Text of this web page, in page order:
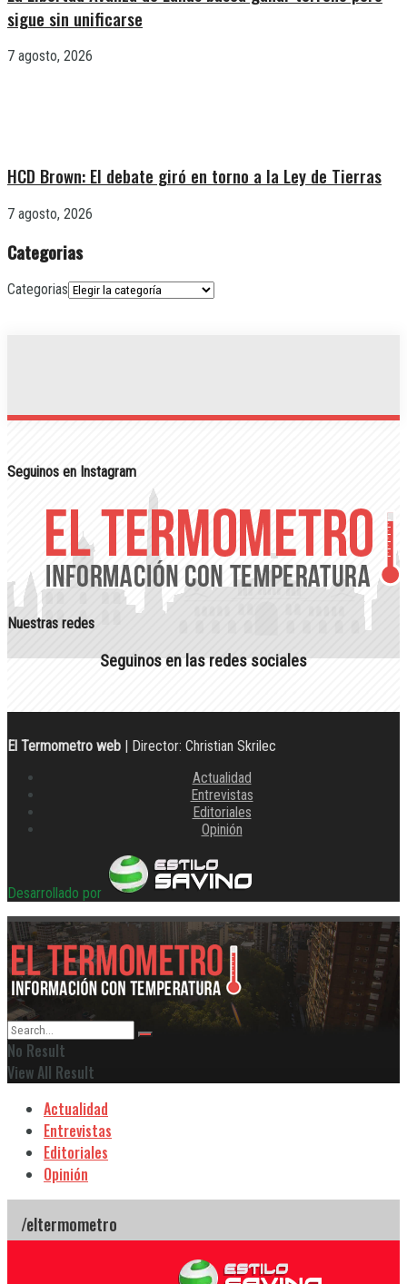
sigue sin unificarse
7 agosto, 2026
HCD Brown: El debate giró en torno a la Ley de Tierras
7 agosto, 2026
Categorias
Categorias
Seguinos en Instagram
Nuestras redes
Seguinos en las redes sociales
El Termometro web | Director: Christian Skrilec
Actualidad
Entrevistas
Editoriales
Opinión
Desarrollado por
No Result
View All Result
Actualidad
Entrevistas
Editoriales
Opinión